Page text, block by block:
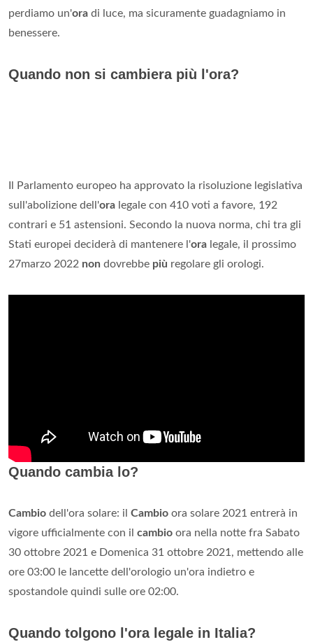
perdiamo un'ora di luce, ma sicuramente guadagniamo in
benessere.
Quando non si cambiera più l'ora?
Il Parlamento europeo ha approvato la risoluzione legislativa
sull'abolizione dell'ora legale con 410 voti a favore, 192
contrari e 51 astensioni. Secondo la nuova norma, chi tra gli
Stati europei deciderà di mantenere l'ora legale, il prossimo
27marzo 2022 non dovrebbe più regolare gli orologi.
Quando cambia lo?
Cambio dell'ora solare: il Cambio ora solare 2021 entrerà in
vigore ufficialmente con il cambio ora nella notte fra Sabato
30 ottobre 2021 e Domenica 31 ottobre 2021, mettendo alle
ore 03:00 le lancette dell'orologio un'ora indietro e
spostandole quindi sulle ore 02:00.
Quando tolgono l'ora legale in Italia?